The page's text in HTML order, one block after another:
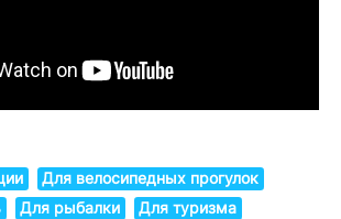
Для велосипедных прогулок
Для рыбалки
Для туризма